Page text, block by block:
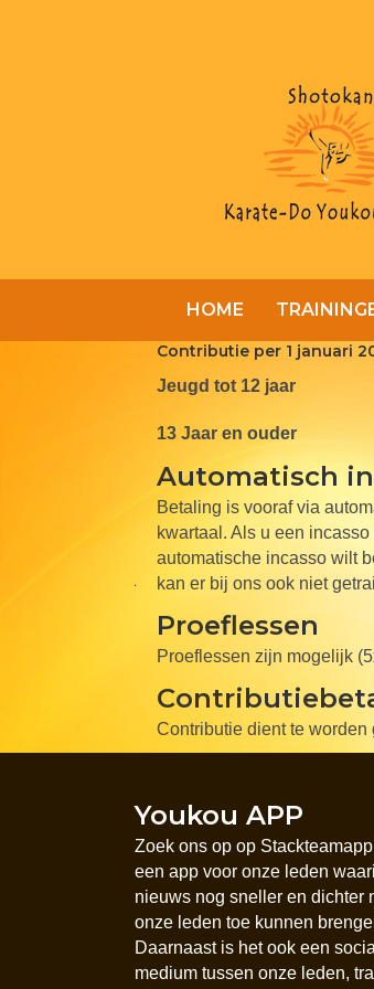
HOME
Contributie per 1 januari
Jeugd tot 12 jaar
13 Jaar en ouder
Automatisch
Betaling is vooraf via
kwartaal. Als u een
automatische incasso wilt
kan er bij ons ook niet
Proeflessen
Proeflessen zijn mogelijk
Contributie dient te
Youkou APP
Zoek ons op op
een app voor onze leden
nieuws nog sneller en dichter
onze leden toe kunnen
Daarnaast is het ook een
medium tussen onze leden,